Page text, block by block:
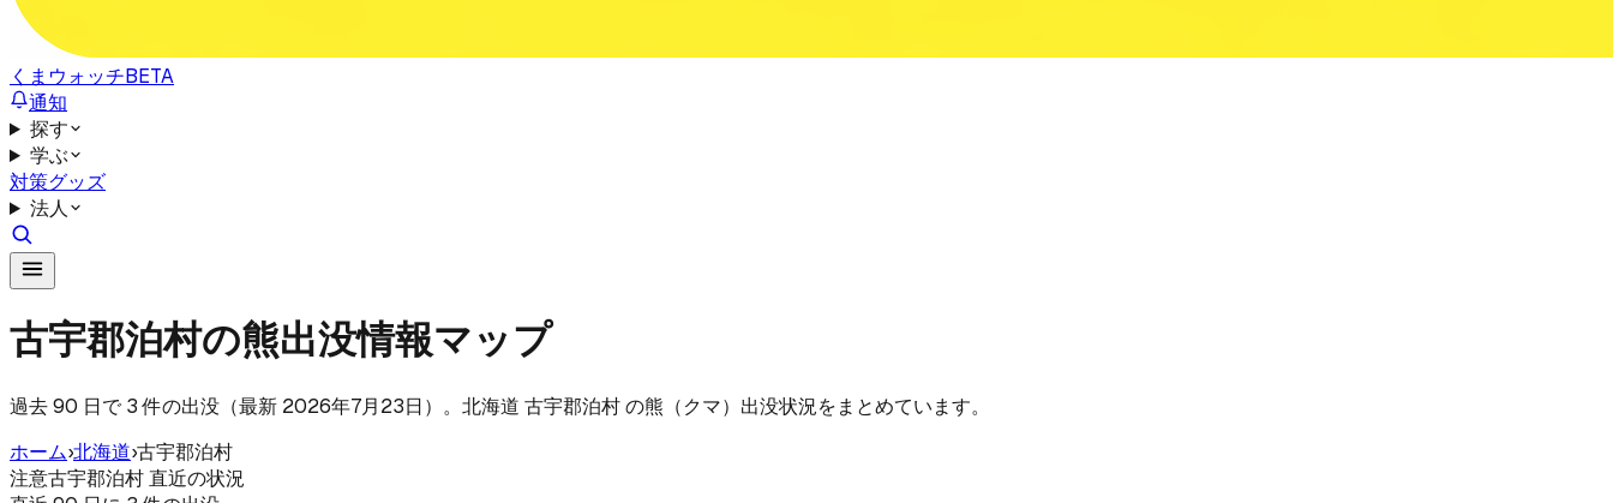
くまウォッチBETA
通知
探す
学ぶ
対策グッズ
法人
古宇郡泊村の熊出没情報マップ
過去 90 日で 3 件の出没（最新 2026年7月23日）。北海道 古宇郡泊村 の熊（クマ）出没状況をまとめています。
ホーム›北海道›古宇郡泊村
注意古宇郡泊村 直近の状況